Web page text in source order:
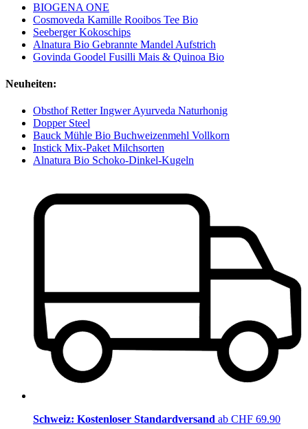
BIOGENA ONE
Cosmoveda Kamille Rooibos Tee Bio
Seeberger Kokoschips
Alnatura Bio Gebrannte Mandel Aufstrich
Govinda Goodel Fusilli Mais & Quinoa Bio
Neuheiten:
Obsthof Retter Ingwer Ayurveda Naturhonig
Dopper Steel
Bauck Mühle Bio Buchweizenmehl Vollkorn
Instick Mix-Paket Milchsorten
Alnatura Bio Schoko-Dinkel-Kugeln
Schweiz: Kostenloser Standardversand ab CHF 69.90